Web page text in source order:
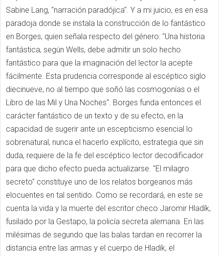
Sabine Lang, "narración paradójica". Y a mi juicio, es en esa
paradoja donde se instala la construcción de lo fantástico
en Borges, quien señala respecto del género: "Una historia
fantástica, según Wells, debe admitir un solo hecho
fantástico para que la imaginación del lector la acepte
fácilmente. Esta prudencia corresponde al escéptico siglo
diecinueve, no al tiempo que soñó las cosmogonías o el
Libro de las Mil y Una Noches". Borges funda entonces el
carácter fantástico de un texto y de su efecto, en la
capacidad de sugerir ante un escepticismo esencial lo
sobrenatural, nunca el hacerlo explícito, estrategia que sin
duda, requiere de la fe del escéptico lector decodificador
para que dicho efecto pueda actualizarse. "El milagro
secreto" constituye uno de los relatos borgeanos más
elocuentes en tal sentido. Como se recordará, en este se
cuenta la vida y la muerte del escritor checo Jaromir Hladík,
fusilado por la Gestapo, la policía secreta alemana. En las
milésimas de segundo que las balas tardan en recorrer la
distancia entre las armas y el cuerpo de Hladík, el